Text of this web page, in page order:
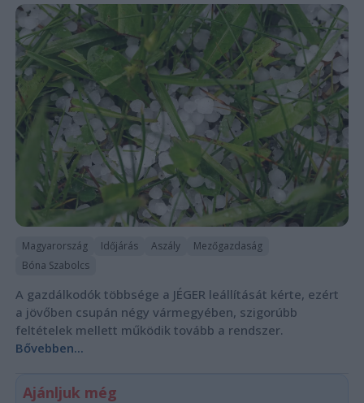
Magyarország Időjárás Aszály
Mezőgazdaság
Bóna Szabolcs
A gazdálkodók többsége a JÉGER leállítását kérte, ezért
a jövőben csupán négy vármegyében, szigorúbb
feltételek mellett működik tovább a rendszer.
Bővebben...
Ajánljuk még